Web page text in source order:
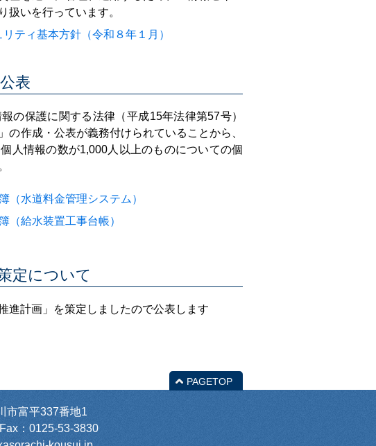
扱いを行っています。
ティ基本方針（令和８年１月）
表
の保護に関する法律（平成15年法律第57号）
の作成・公表が義務付けられていることから、
人情報の数が1,000人以上のものについての個
（水道料金管理システム）
（給水装置工事台帳）
定について
計画」を策定しましたので公表します
PAGETOP
富平337番地1
：0125-53-3830